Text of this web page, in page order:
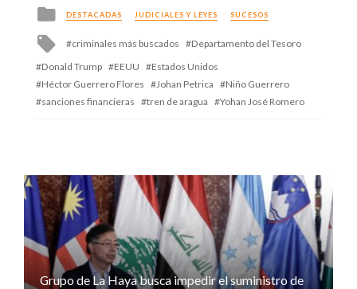
Posted
in
DESTACADAS JUDICIALES Y LEYES SUCESOS
Tagged
criminales más buscados
Departamento del Tesoro
Donald Trump
EEUU
Estados Unidos
Héctor Guerrero Flores
Johan Petrica
Niño Guerrero
sanciones financieras
tren de aragua Yohan José Romero
Grupo de La Haya busca impedir el suministro de